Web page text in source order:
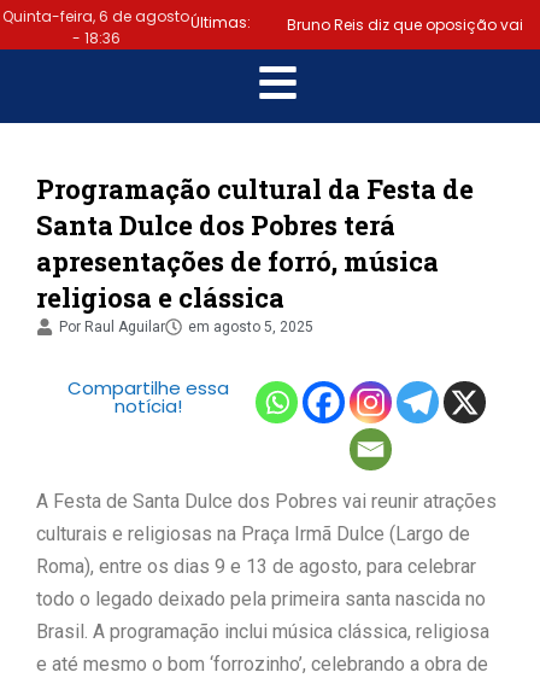
Quinta-feira, 6 de agosto
- 18:36
Últimas: Bruno Reis diz que oposição vai
escolher melhor estratégia para
vencer eleição nacional |
Último dia: prazo para regularizar
situação eleitoral e emitir título
termina hoje (6) |
Júnior luta em prol dos profissionais
de contabilidade | Prefeitura
de Lauro de Freitas disponibiliza
emergência para população
“Tomamos a decisão de
caminhar com Flávio Bolsonaro”, diz
Programação cultural da Festa de
Santa Dulce dos Pobres terá
apresentações de forró, música
religiosa e clássica
Por Raul Aguilar em agosto 5, 2025
Compartilhe essa
notícia!
A Festa de Santa Dulce dos Pobres vai reunir atrações
culturais e religiosas na Praça Irmã Dulce (Largo de
Roma), entre os dias 9 e 13 de agosto, para celebrar
todo o legado deixado pela primeira santa nascida no
Brasil. A programação inclui música clássica, religiosa
e até mesmo o bom ‘forrozinho’, celebrando a obra de